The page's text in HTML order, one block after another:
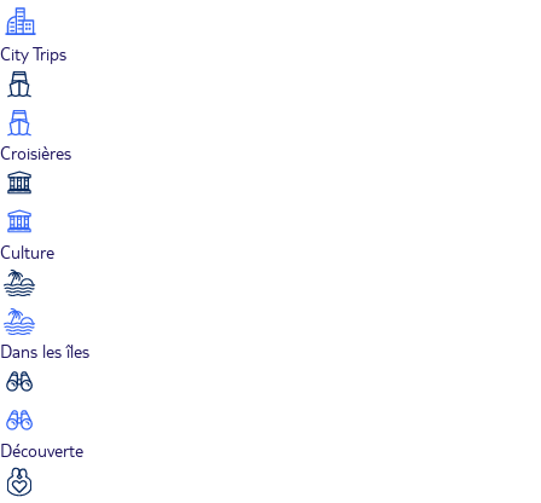
City Trips
Croisières
Culture
Dans les îles
Découverte